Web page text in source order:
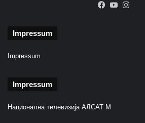
Facebook
YouTube
Impressum
Impressum
Impressum
Национална телевизија АЛСАТ М